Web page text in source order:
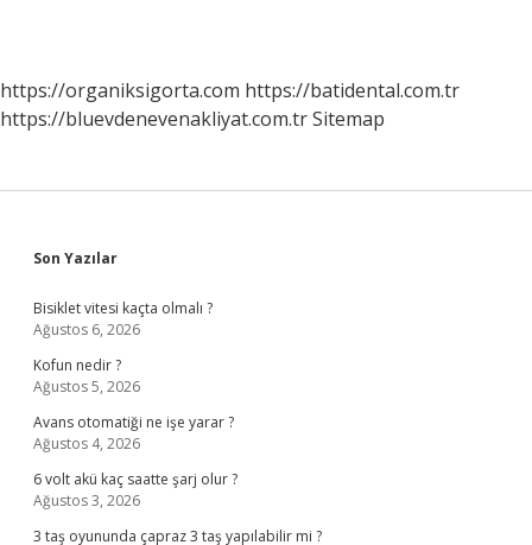
https://organiksigorta.com https://batidental.com.tr
https://bluevdenevenakliyat.com.trSitemap
Sidebar
Son Yazılar
Bisiklet vitesi kaçta olmalı ?
Ağustos 6, 2026
Kofun nedir ?
Ağustos 5, 2026
Avans otomatiği ne işe yarar ?
Ağustos 4, 2026
6 volt akü kaç saatte şarj olur ?
Ağustos 3, 2026
3 taş oyununda çapraz 3 taş yapılabilir mi ?